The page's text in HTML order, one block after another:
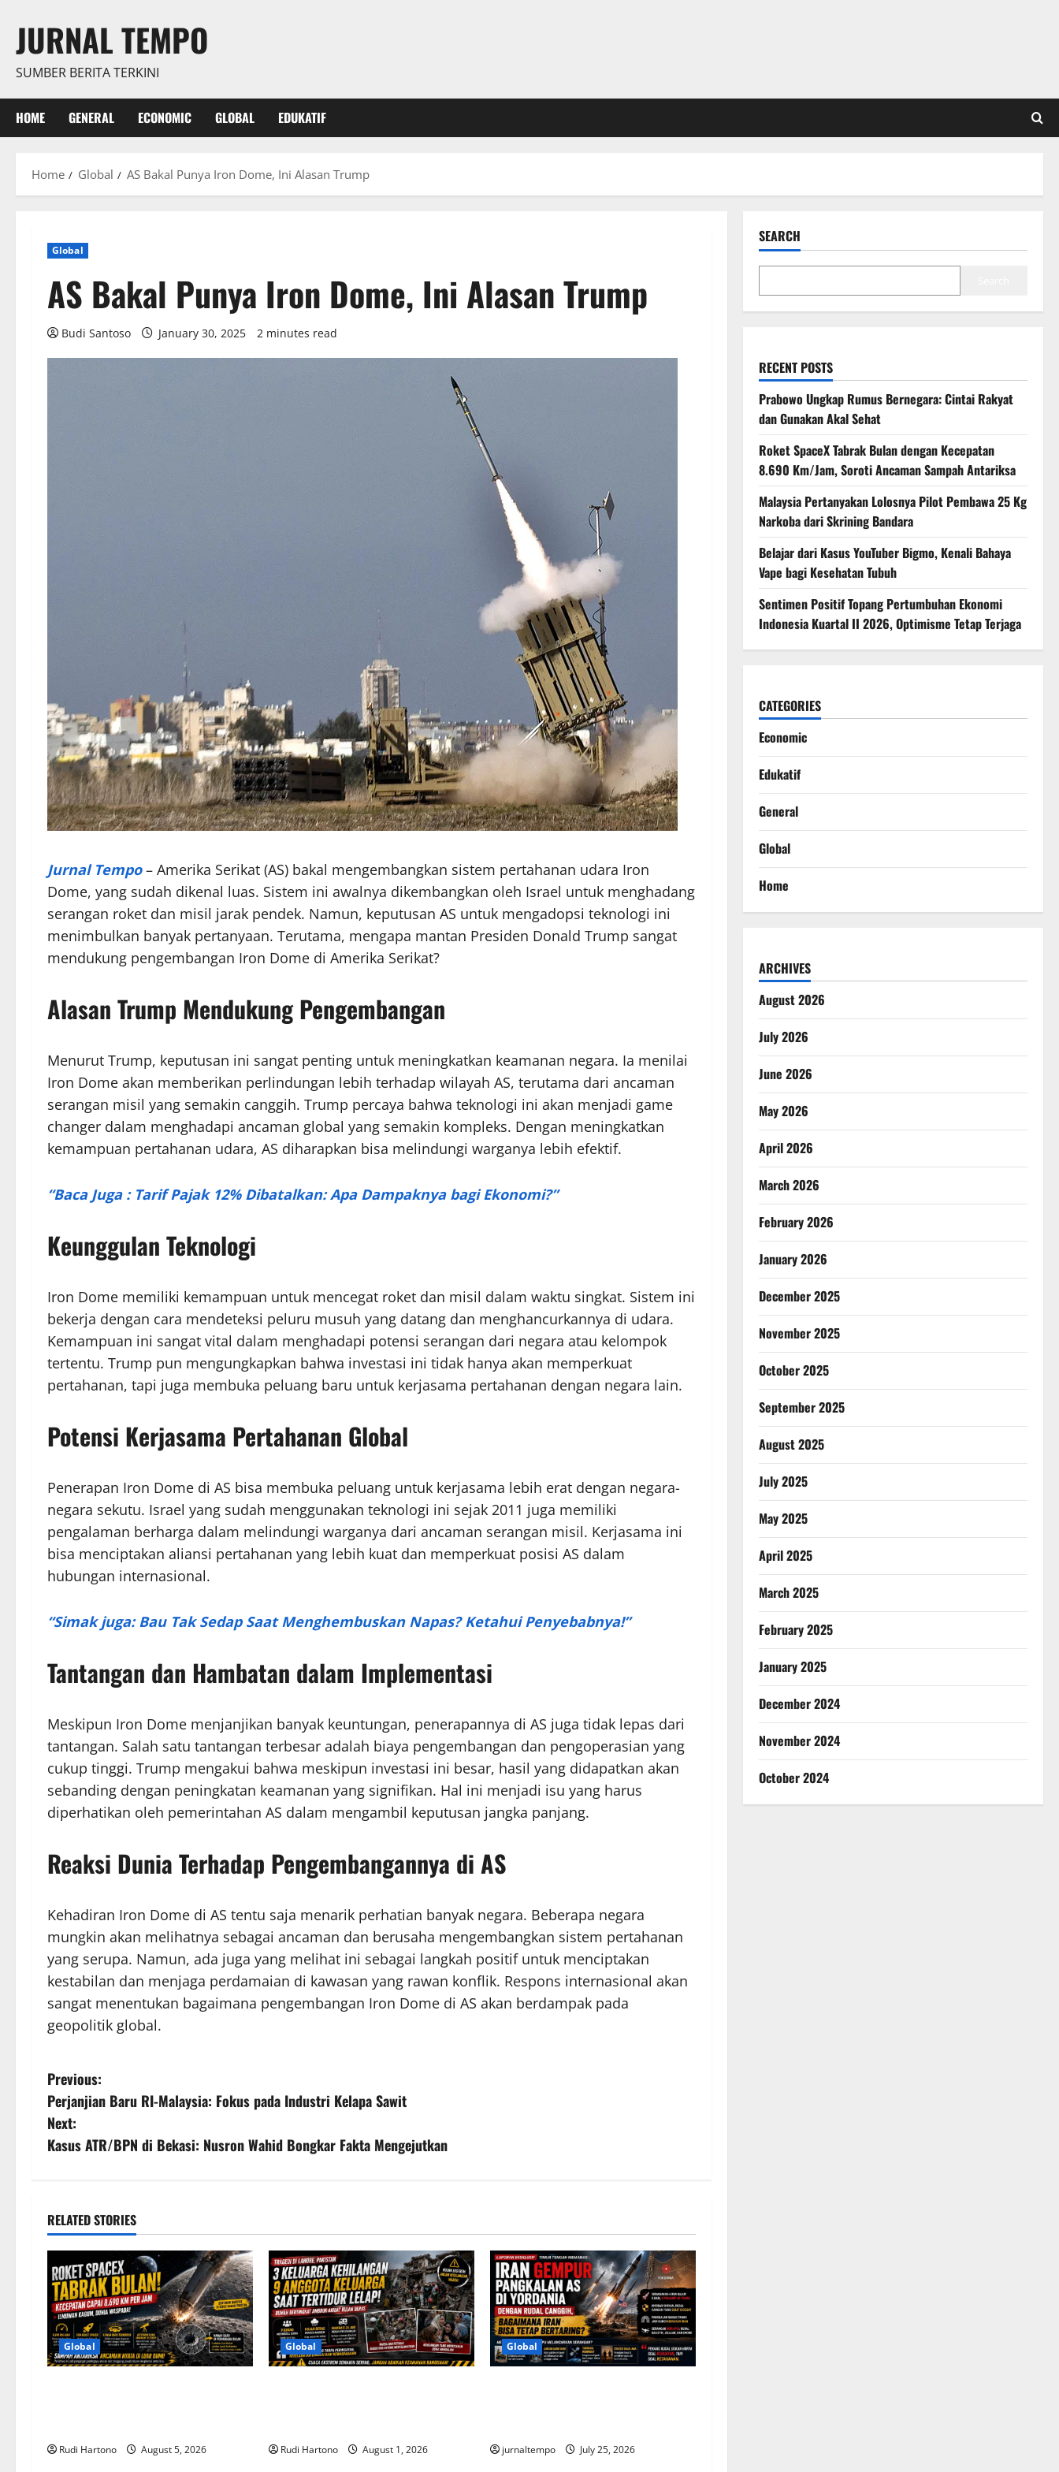
content
JURNAL TEMPO
SUMBER BERITA TERKINI
HOME GENERAL ECONOMIC GLOBAL EDUKATIF
Home Global AS Bakal Punya Iron Dome, Ini Alasan Trump
Global
AS Bakal Punya Iron Dome, Ini Alasan Trump
Budi Santoso January 30, 2025 2 minutes read
Jurnal Tempo– Amerika Serikat (AS) bakal mengembangkan sistem pertahanan udara Iron
Dome, yang sudah dikenal luas. Sistem ini awalnya dikembangkan oleh Israel untuk menghadang
serangan roket dan misil jarak pendek. Namun, keputusan AS untuk mengadopsi teknologi ini
menimbulkan banyak pertanyaan. Terutama, mengapa mantan Presiden Donald Trump sangat
mendukung pengembangan Iron Dome di Amerika Serikat?
Alasan Trump Mendukung Pengembangan
Menurut Trump, keputusan ini sangat penting untuk meningkatkan keamanan negara. Ia menilai
Iron Dome akan memberikan perlindungan lebih terhadap wilayah AS, terutama dari ancaman
serangan misil yang semakin canggih. Trump percaya bahwa teknologi ini akan menjadi game
changer dalam menghadapi ancaman global yang semakin kompleks. Dengan meningkatkan
kemampuan pertahanan udara, AS diharapkan bisa melindungi warganya lebih efektif.
“Baca Juga : Tarif Pajak 12% Dibatalkan: Apa Dampaknya bagi Ekonomi?”
Keunggulan Teknologi
Iron Dome memiliki kemampuan untuk mencegat roket dan misil dalam waktu singkat. Sistem ini
bekerja dengan cara mendeteksi peluru musuh yang datang dan menghancurkannya di udara.
Kemampuan ini sangat vital dalam menghadapi potensi serangan dari negara atau kelompok
tertentu. Trump pun mengungkapkan bahwa investasi ini tidak hanya akan memperkuat
pertahanan, tapi juga membuka peluang baru untuk kerjasama pertahanan dengan negara lain.
Potensi Kerjasama Pertahanan Global
Penerapan Iron Dome di AS bisa membuka peluang untuk kerjasama lebih erat dengan negara-
negara sekutu. Israel yang sudah menggunakan teknologi ini sejak 2011 juga memiliki
pengalaman berharga dalam melindungi warganya dari ancaman serangan misil. Kerjasama ini
bisa menciptakan aliansi pertahanan yang lebih kuat dan memperkuat posisi AS dalam
hubungan internasional.
“Simak juga: Bau Tak Sedap Saat Menghembuskan Napas? Ketahui Penyebabnya!”
Tantangan dan Hambatan dalam Implementasi
Meskipun Iron Dome menjanjikan banyak keuntungan, penerapannya di AS juga tidak lepas dari
tantangan. Salah satu tantangan terbesar adalah biaya pengembangan dan pengoperasian yang
cukup tinggi. Trump mengakui bahwa meskipun investasi ini besar, hasil yang didapatkan akan
sebanding dengan peningkatan keamanan yang signifikan. Hal ini menjadi isu yang harus
diperhatikan oleh pemerintahan AS dalam mengambil keputusan jangka panjang.
Reaksi Dunia Terhadap Pengembangannya di AS
Kehadiran Iron Dome di AS tentu saja menarik perhatian banyak negara. Beberapa negara
mungkin akan melihatnya sebagai ancaman dan berusaha mengembangkan sistem pertahanan
yang serupa. Namun, ada juga yang melihat ini sebagai langkah positif untuk menciptakan
kestabilan dan menjaga perdamaian di kawasan yang rawan konflik. Respons internasional akan
sangat menentukan bagaimana pengembangan Iron Dome di AS akan berdampak pada
geopolitik global.
P
o
s
n
a
v
i
g
i
Previous:
Perjanjian Baru RI-Malaysia: Fokus pada Industri Kelapa Sawit
Next:
Kasus ATR/BPN di Bekasi: Nusron Wahid Bongkar Fakta Mengejutkan
RELATED STORIES
Global
Rudi Hartono August 5, 2026
Global
Rudi Hartono August 1, 2026
Global
jurnaltempo July 25, 2026
SEARCH
RECENT POSTS
Prabowo Ungkap Rumus Bernegara: Cintai Rakyat
dan Gunakan Akal Sehat
Roket SpaceX Tabrak Bulan dengan Kecepatan
8.690 Km/Jam, Soroti Ancaman Sampah Antariksa
Malaysia Pertanyakan Lolosnya Pilot Pembawa 25 Kg
Narkoba dari Skrining Bandara
Belajar dari Kasus YouTuber Bigmo, Kenali Bahaya
Vape bagi Kesehatan Tubuh
Sentimen Positif Topang Pertumbuhan Ekonomi
Indonesia Kuartal II 2026, Optimisme Tetap Terjaga
CATEGORIES
Economic
Edukatif
General
Global
Home
ARCHIVES
August 2026
July 2026
June 2026
May 2026
April 2026
March 2026
February 2026
January 2026
December 2025
November 2025
October 2025
September 2025
August 2025
July 2025
May 2025
April 2025
March 2025
February 2025
January 2025
December 2024
November 2024
October 2024